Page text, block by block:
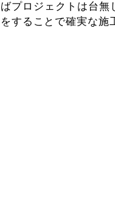
ばプロジェクトは台無
をすることで確実な施